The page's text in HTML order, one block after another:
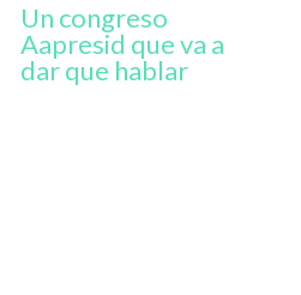
Un congreso
Aapresid que va a
dar que hablar